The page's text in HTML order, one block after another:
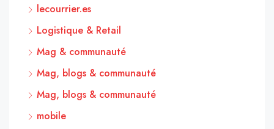
lecourrier.es
Logistique & Retail
Mag & communauté
Mag, blogs & communauté
Mag, blogs & communauté
mobile